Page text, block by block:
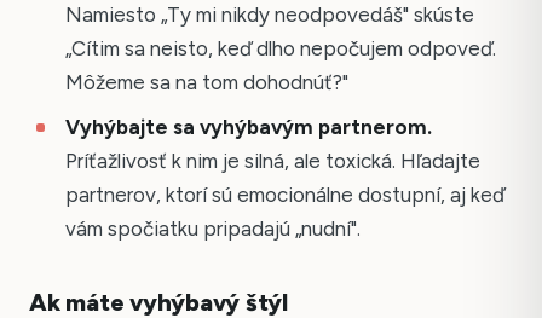
Namiesto „Ty mi nikdy neodpovedáš" skúste
„Cítim sa neisto, keď dlho nepočujem odpoveď.
Môžeme sa na tom dohodnúť?"
Vyhýbajte sa vyhýbavým partnerom.
Príťažlivosť k nim je silná, ale toxická. Hľadajte
partnerov, ktorí sú emocionálne dostupní, aj keď
vám spočiatku pripadajú „nudní".
Ak máte vyhýbavý štýl